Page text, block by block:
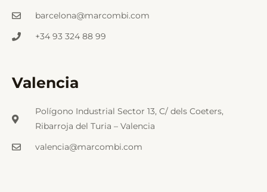
barcelona@marcombi.com
+34 93 324 88 99
Valencia
Polígono Industrial Sector 13, C/ dels Coeters,
Ribarroja del Turia – Valencia
valencia@marcombi.com